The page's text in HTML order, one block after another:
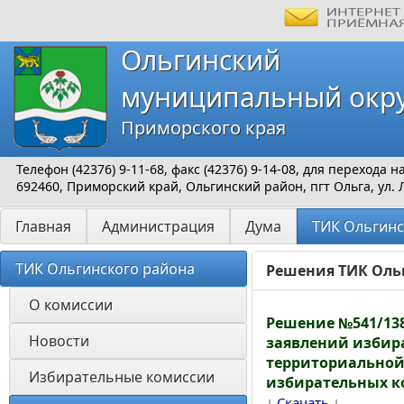
Ольгинский
муниципальный
Приморского края
Телефон (42376) 9-11-68, факс (42376) 9-14-08, для перехода
692460, Приморский край, Ольгинский район, пгт Ольга, ул.
Главная Администрация Дума ТИК
ТИК Ольгинского района
О комиссии
Новости
Избирательные комиссии
Решения ТИК
Решение №541/
заявлений
избирательных